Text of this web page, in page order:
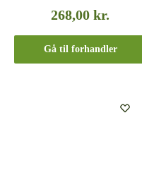
268,00kr.
Gå til forhandler